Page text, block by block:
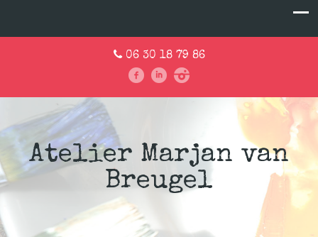
06 30 18 79 86
Atelier Marjan van
Breugel